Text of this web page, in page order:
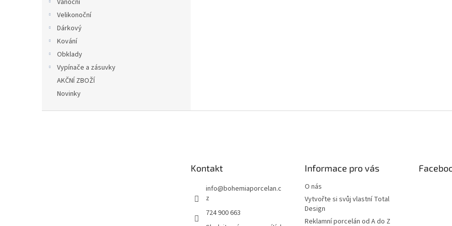
Vánoční
Velikonoční
Dárkový
Kování
Obklady
Vypínače a zásuvky
AKČNÍ ZBOŽÍ
Novinky
Kontakt
info@bohemiaporcelan.c
z
724 900 663
Informace pro vás
O nás
Vytvořte si svůj vlastní Total
Design
Reklamní porcelán od A do Z